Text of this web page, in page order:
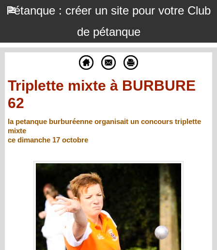
Pétanque : créer un site pour votre Club
de pétanque
Triplette mixte à BURBURE
62
la petanque burburéenne organisait un concours triplette
mixte
ce dimanche 17 octobre